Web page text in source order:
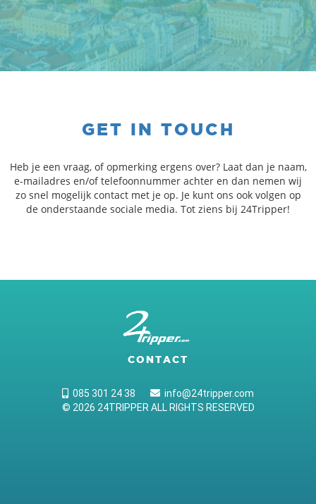
GET IN TOUCH
Heb je een vraag, of opmerking ergens over? Laat dan je naam,
e-mailadres en/of telefoonnummer achter en dan nemen wij
zo snel mogelijk contact met je op. Je kunt ons ook volgen op
de onderstaande sociale media. Tot ziens bij 24Tripper!
CONTACT
085 301 24 38
info@24tripper.com
© 2026 24TRIPPER ALL RIGHTS RESERVED